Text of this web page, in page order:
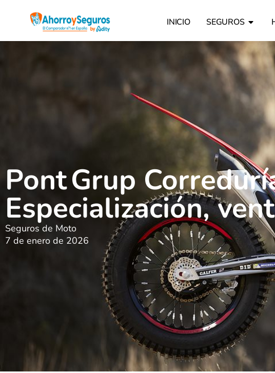
INICIO SEGUROS
Pont Grup
Especialización,
Seguros de Moto
7 de enero de 2026